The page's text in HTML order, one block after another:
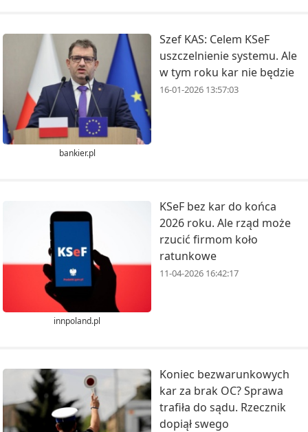
bankier.pl
Szef KAS: Celem KSeF
uszczelnienie systemu. Ale
w tym roku kar nie będzie
16-01-2026 13:57:03
innpoland.pl
KSeF bez kar do końca
2026 roku. Ale rząd może
rzucić firmom koło
ratunkowe
11-04-2026 16:42:17
Koniec bezwarunkowych
kar za brak OC? Sprawa
trafiła do sądu. Rzecznik
dopiął swego